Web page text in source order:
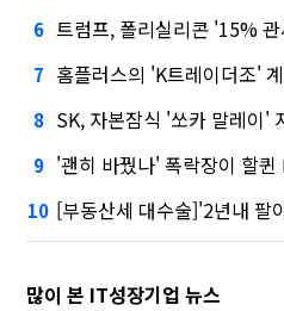
6 트럼프, 폴리실리콘 '15% 관세'
7 홈플러스의 'K트레이더조'
8 SK, 자본잠식 '쏘카 말레이'
9 '괜히 바꿨나' 폭락장이 할퀸
10 [부동산세 대수술]'2년내
많이 본 IT성장기업 뉴스